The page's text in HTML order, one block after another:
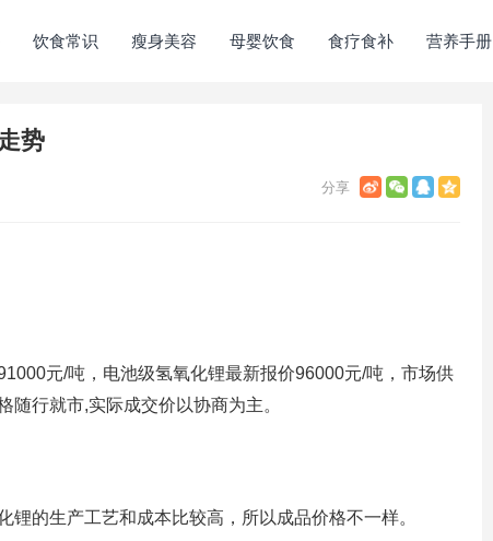
饮食常识 瘦身美容 母婴饮食 食疗食补 营养手册
势
元/吨，电池级氢氧化锂最新报价96000元/吨，市场供
行就市,实际成交价以协商为主。
的生产工艺和成本比较高，所以成品价格不一样。